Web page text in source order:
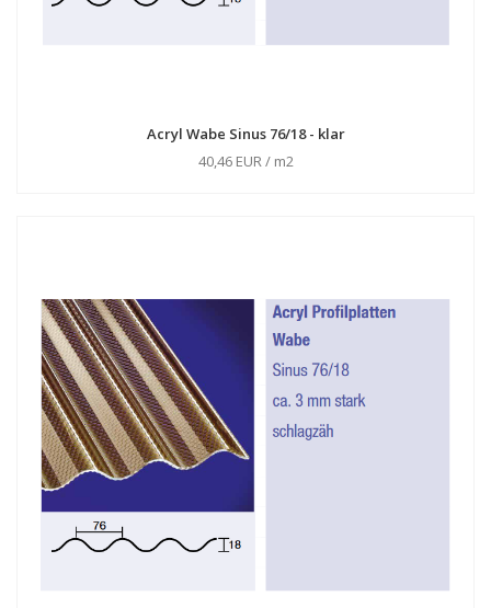
Acryl Wabe Sinus 76/18 - klar
40,46 EUR / m2